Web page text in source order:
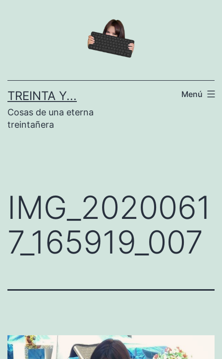
TREINTA Y...
Cosas de una eterna
treintañera
Menú
IMG_2020061
7_165919_007